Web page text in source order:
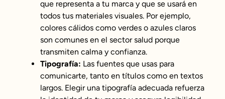
que representa a tu marca y que se usará en
todos tus materiales visuales. Por ejemplo,
colores cálidos como verdes o azules claros
son comunes en el sector salud porque
transmiten calma y confianza.
Tipografía: Las fuentes que usas para
comunicarte, tanto en títulos como en textos
largos. Elegir una tipografía adecuada refuerza